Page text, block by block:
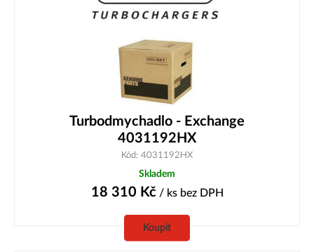
Turbodmychadlo - Exchange
4031192HX
Kód: 4031192HX
Skladem
18 310 Kč/ ks bez DPH
Koupit